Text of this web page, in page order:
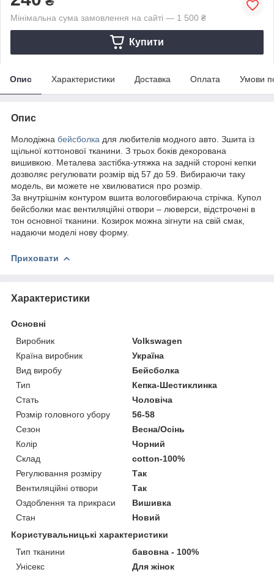
Мінімальна сума замовлення на сайті — 1 500 ₴
Купити
Опис Характеристики Доставка Оплата Умови
Опис
Молодіжна бейсболка для любителів модного авто. Зшита із
щільної коттонової тканини. З трьох боків декорована
вишивкою. Металева застібка-утяжка на задній стороні кепки
дозволяє регулювати розмір від 57 до 59. Вибираючи таку
модель, ви можете не хвилюватися про розмір.
За внутрішнім контуром вшита вологовбираюча стрічка. Купол
бейсболки має вентиляційні отвори – люверси, відстрочені в
тон основної тканини. Козирок можна зігнути на свій смак,
надаючи моделі нову форму.
Приховати
Характеристики
Основні
Виробник
Volkswagen
Країна виробник
Україна
Вид виробу
Бейсболка
Тип
Кепка-Шестиклинка
Стать
Чоловіча
Розмір головного убору
56-58
Сезон
Весна/Осінь
Колір
Чорний
Склад
cotton-100%
Регулювання розміру
Так
Вентиляційні отвори
Так
Оздоблення та прикраси
Вишивка
Стан
Новий
Користувальницькі характеристики
Тип тканини
бавовна - 100%
Унісекс
Для жінок